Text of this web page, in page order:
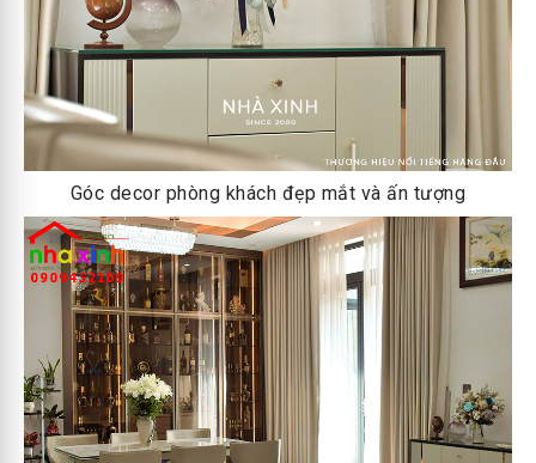
Góc decor phòng khách đẹp mắt và ấn tượng